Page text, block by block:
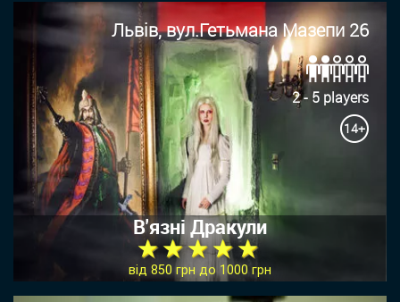
Львів, вул.Гетьмана Мазепи 26
2 - 5 players
14+
В'язні Дракули
★ ★ ★ ★ ★
від 850 грн до 1000 грн